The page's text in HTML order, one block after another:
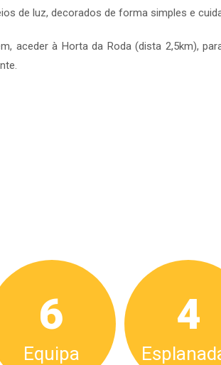
de luz, decorados de forma simples e
aceder à Horta da Roda (dista 2,5km),
6
Equipa
4